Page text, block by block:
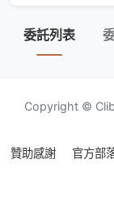
委託列表
Copyright ©
贊助感謝 官方部